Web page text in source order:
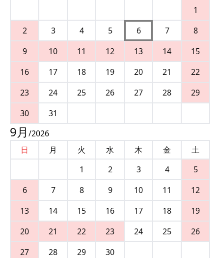
1
2
3 4 5 6 7
8
9
10 11 12 13 14
15
16
17 18 19 20 21
22
23
24 25 26 27 28
29
30
31
9月 /2026
日
月 火 水 木 金
土
1
2 3 4
5
6
7 8 9 10 11
12
13
14 15 16 17 18
19
20
21 22 23 24 25
26
27
28 29 30